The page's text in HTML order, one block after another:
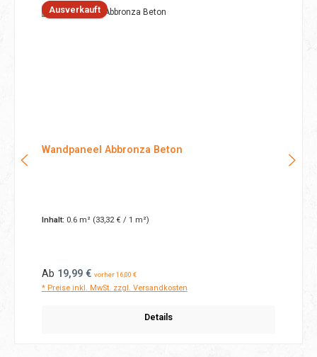
Ausverkauft
Wandpaneel Abbronza Beton
Inhalt: 0.6 m² (33,32 € / 1 m²)
Regulärer Preis:
Ab 19,99 € vorher 16,00 €
* Preise inkl. MwSt. zzgl. Versandkosten
Details